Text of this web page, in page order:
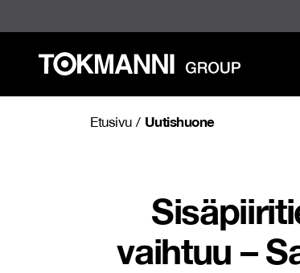
Etusivu/ Uutishuone
vaihtuu –